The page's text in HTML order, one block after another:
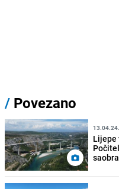
/ Povezano
Lijepe